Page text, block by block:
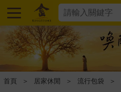
首頁 ＞ 居家休閒 ＞ 流行包袋 ＞